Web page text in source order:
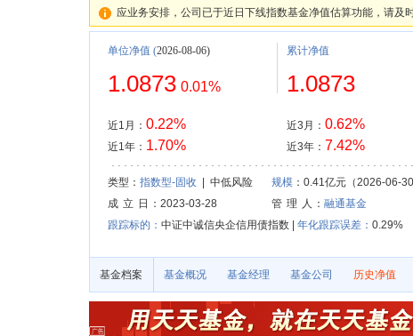
应业务安排，公司已于近日下线指数基金净值估算功能，请及
单位净值 (2026-08-06)
1.0873 0.01%
近1月： 0.22%
近1年： 1.70%
累计净值
1.0873
近3月： 0.62%
近3年： 7.42%
类型： 指数型-固收 | 中低风险 规模：0.41亿元（2026-06-30
成 立 日
：2023-03-28 管 理 人 ： 融通基金
跟踪标的： 中证中诚信央企信用债指数 | 年化跟踪误差： 0.29%
基金档案 基金概况 基金经理 基金公司 历史净值